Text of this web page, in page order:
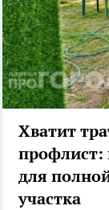
Хватит
профлист:
для
участка